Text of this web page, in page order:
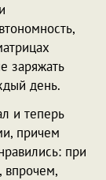
заряжать
день.
и теперь
причем
при
впрочем,